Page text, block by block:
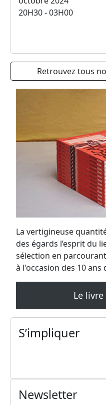
La vertigineuse
des égards l’esprit du
sélection en
à l'occasion des 10 ans
Le
20H30 - 03H00
Retrouvez tous
S’impliquer
Newsletter